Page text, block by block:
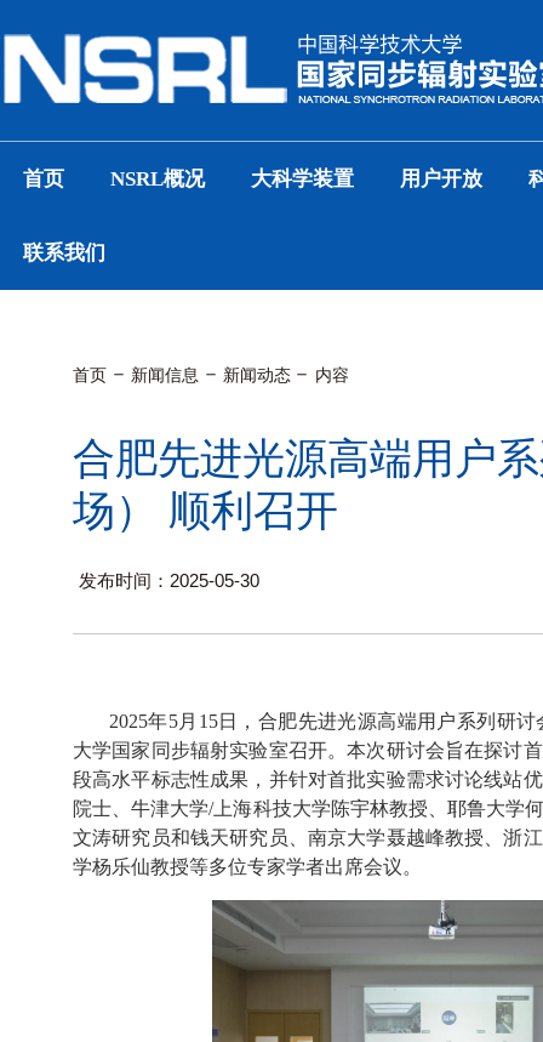
首页 NSRL概况 大科学装置 用户开放
联系我们
首页 新闻信息 新闻动态 内容
合肥先进光源高端用户
场） 顺利召开
发布时间：2025-05-30
2025年5月 15日，合肥先进光源高端用户系列研讨
大学国家同步辐射实验室召开。本次研讨会旨在探讨
段高水平标志性成果，并针对首批实验需求讨论线站
院士、牛津大学/上海科技大学陈宇林教授、耶鲁大学
文涛研究员和钱天研究员、南京大学聂越峰教授、浙
学杨乐仙教授等多位专家学者出席会议。